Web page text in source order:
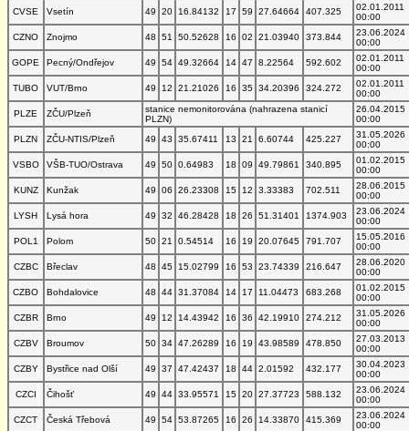
CVSE
Vsetín 49 20 16.84132 17 59 27.64664 407.325
02.01.2011
00:00
CZNO
Znojmo 48 51 50.52628 16 02 21.03940 373.844
23.06.2024
00:00
GOPE
Pecný/Ondřejov 49 54 49.32664 14 47 8.22564 592.602
02.01.2011
00:00
TUBO
VUT/Brno 49 12 21.21026 16 35 34.20396 324.272
02.01.2011
00:00
PLZE
ZČU/Plzeň
stanice nemonitorována (nahrazena stanicí
PLZN)
26.04.2015
00:00
PLZN
ZČU-NTIS/Plzeň 49 43 35.67411 13 21 6.60744 425.227
31.05.2026
00:00
VSBO
VŠB-TUO/Ostrava 49 50 0.64983 18 09 49.79861 340.895
01.02.2015
00:00
KUNZ
Kunžak 49 06 26.23308 15 12 3.33383 702.511
28.06.2015
00:00
LYSH
Lysá hora 49 32 46.28428 18 26 51.31401 1374.903
23.06.2024
00:00
POL1
Polom 50 21 0.54514 16 19 20.07645 791.707
15.05.2016
00:00
CZBC
Břeclav 48 45 15.02799 16 53 23.74339 216.647
28.06.2020
00:00
CZBO
Bohdalovice 48 44 31.37084 14 17 11.04473 683.268
01.02.2015
00:00
CZBR
Brno 49 12 14.43942 16 36 42.19910 274.212
31.05.2026
00:00
CZBV
Broumov 50 34 47.26289 16 19 43.98589 478.850
27.03.2013
00:00
CZBY
Bystřice nad Olší 49 37 47.42437 18 44 2.01592 432.177
30.04.2023
00:00
CZCI
Čihošť 49 44 33.95571 15 20 27.37723 588.132
23.06.2024
00:00
CZCT
Česká Třebová 49 54 53.87265 16 26 14.33870 415.369
23.06.2024
00:00